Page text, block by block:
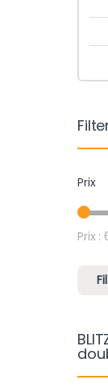
Prix
Prix
Prix
Prix :